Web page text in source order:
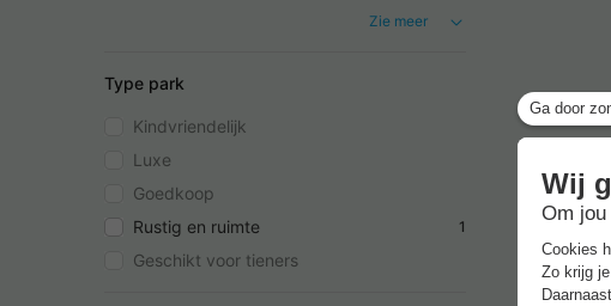
Zie meer
Type park
Kindvriendelijk
Luxe
Goedkoop
Rustig en ruimte
1
Geschikt voor tieners